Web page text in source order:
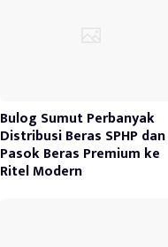
Bulog Sumut Perbanyak
Distribusi Beras SPHP dan
Pasok Beras Premium ke
Ritel Modern